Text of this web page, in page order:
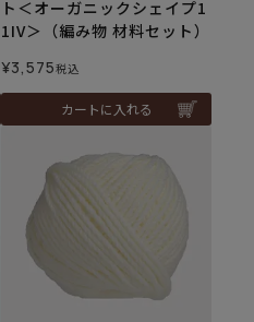
ト＜オーガニックシェイプ1
1IV＞（編み物 材料セット）
¥3,575税込
カートに入れる